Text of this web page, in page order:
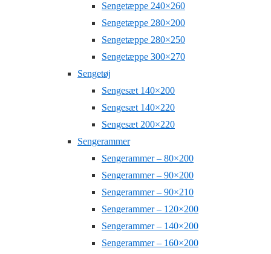
Sengetæppe 240×260
Sengetæppe 280×200
Sengetæppe 280×250
Sengetæppe 300×270
Sengetøj
Sengesæt 140×200
Sengesæt 140×220
Sengesæt 200×220
Sengerammer
Sengerammer – 80×200
Sengerammer – 90×200
Sengerammer – 90×210
Sengerammer – 120×200
Sengerammer – 140×200
Sengerammer – 160×200